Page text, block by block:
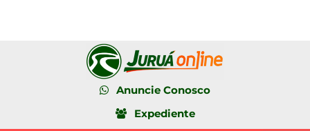
Anuncie Conosco
Expediente